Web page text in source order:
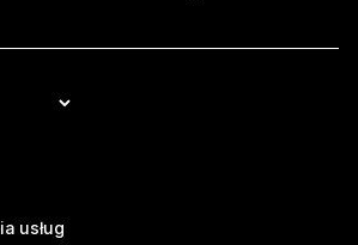
usług